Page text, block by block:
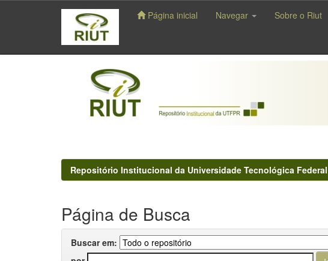
navigation
Página inicial Navegar Sobre o Riut
Repositório Institucional da Universidade Tecnológica Federal
Página de Busca
Buscar em: